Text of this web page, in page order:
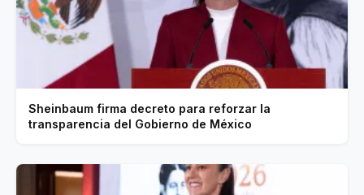
Sheinbaum firma decreto para reforzar la
transparencia del Gobierno de México